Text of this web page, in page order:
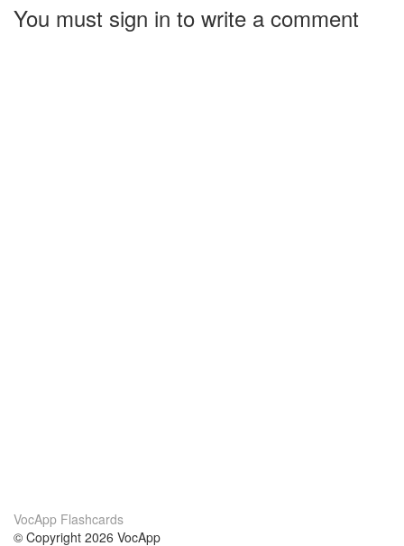
You must sign in to write a comment
VocApp Flashcards
© Copyright 2026 VocApp